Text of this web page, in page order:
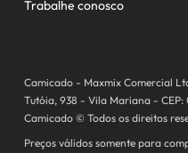
Camicado - Maxmix Comercial
Tutóia, 938 - Vila Mariana -
Camicado © Todos os direitos
Preços válidos somente para